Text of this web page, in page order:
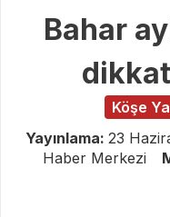
Bahar
Köşe
Yayınlama: 23
Haber Merkezi